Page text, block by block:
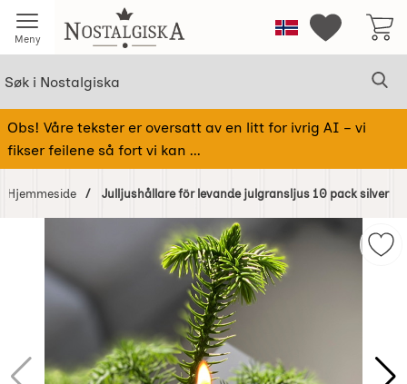
Meny Startsiden for NostalgiskaNorge Mine
Obs! Våre tekster er oversatt av en litt for ivrig AI – vi
fikser feilene så fort vi kan ...
Hjemmeside Julljushållare för levande julgransljus 10 pack silver